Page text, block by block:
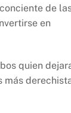
de
en
quien
más